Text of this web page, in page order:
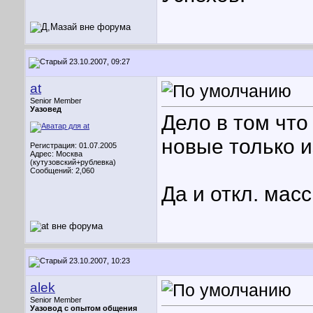
23.10.2007, 09:27
at
Senior Member
Уазовед
Регистрация: 01.07.2005
Адрес: Москва
(кутузовский+рублевка)
Сообщений: 2,060
Дело в том
новые только
Да и откл.
23.10.2007, 10:23
alek
Senior Member
Уазовод с опытом общения